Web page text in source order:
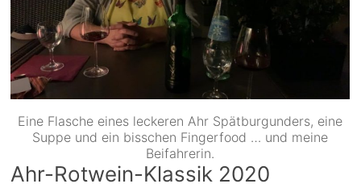
Eine Flasche eines leckeren Ahr Spätburgunders, eine
Suppe und ein bisschen Fingerfood … und meine
Beifahrerin.
Ahr-Rotwein-Klassik 2020